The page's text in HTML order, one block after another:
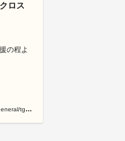
ロス
の程よ